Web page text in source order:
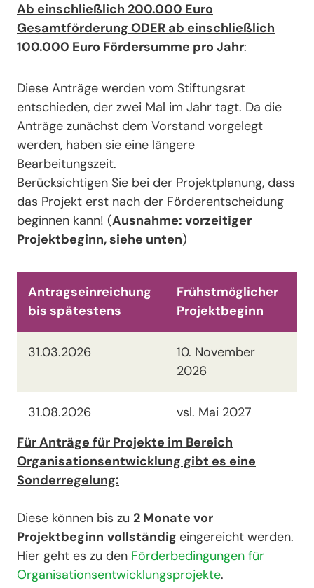
Ab einschließlich 200.000 Euro
Gesamtförderung ODER ab einschließlich
100.000 Euro Fördersumme pro Jahr:
Diese Anträge werden vom Stiftungsrat
entschieden, der zwei Mal im Jahr tagt. Da die
Anträge zunächst dem Vorstand vorgelegt
werden, haben sie eine längere
Bearbeitungszeit.
Berücksichtigen Sie bei der Projektplanung, dass
das Projekt erst nach der Förderentscheidung
beginnen kann! (Ausnahme: vorzeitiger
Projektbeginn, siehe unten)
Antragseinreichung
bis spätestens
Frühstmöglicher
Projektbeginn
31.03.2026
10. November
2026
31.08.2026
vsl. Mai 2027
Für Anträge für Projekte im Bereich
Organisationsentwicklung gibt es eine
Sonderregelung:
Diese können bis zu 2 Monate vor
Projektbeginn vollständig eingereicht werden.
Hier geht es zu den Förderbedingungen für
Organisationsentwicklungsprojekte.